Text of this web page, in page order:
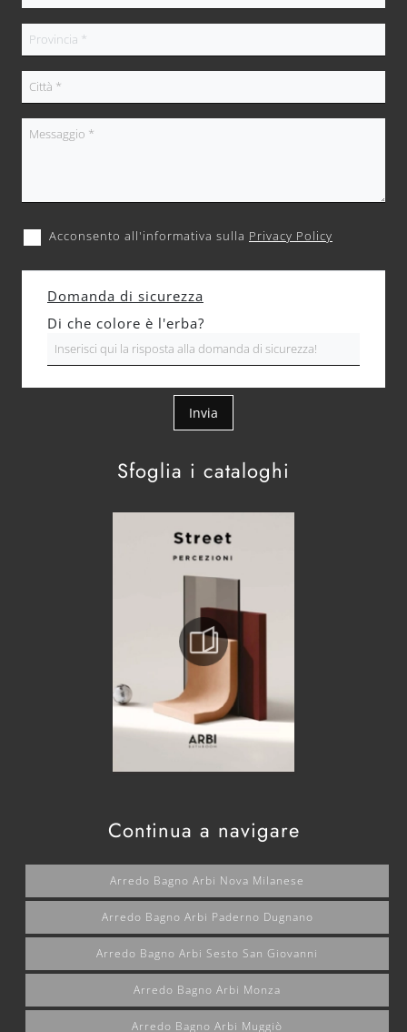
Sfoglia i cataloghi
Continua a navigare
Arredo Bagno Arbi Nova Milanese
Arredo Bagno Arbi Paderno Dugnano
Arredo Bagno Arbi Sesto San Giovanni
Arredo Bagno Arbi Monza
Arredo Bagno Arbi Muggiò
Acconsento all'informativa sulla Privacy Policy
Domanda di sicurezza
Di che colore è l'erba?
Invia